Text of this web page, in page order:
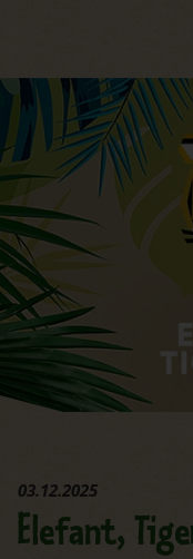
03.12.2025
Elefant,